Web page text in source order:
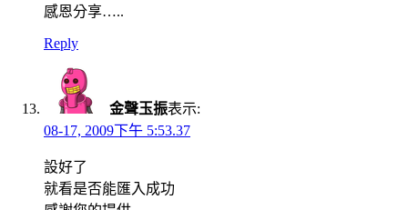
感恩分享…..
Reply
金聲玉振表示:
08-17, 2009下午 5:53.37
設好了
就看是否能匯入成功